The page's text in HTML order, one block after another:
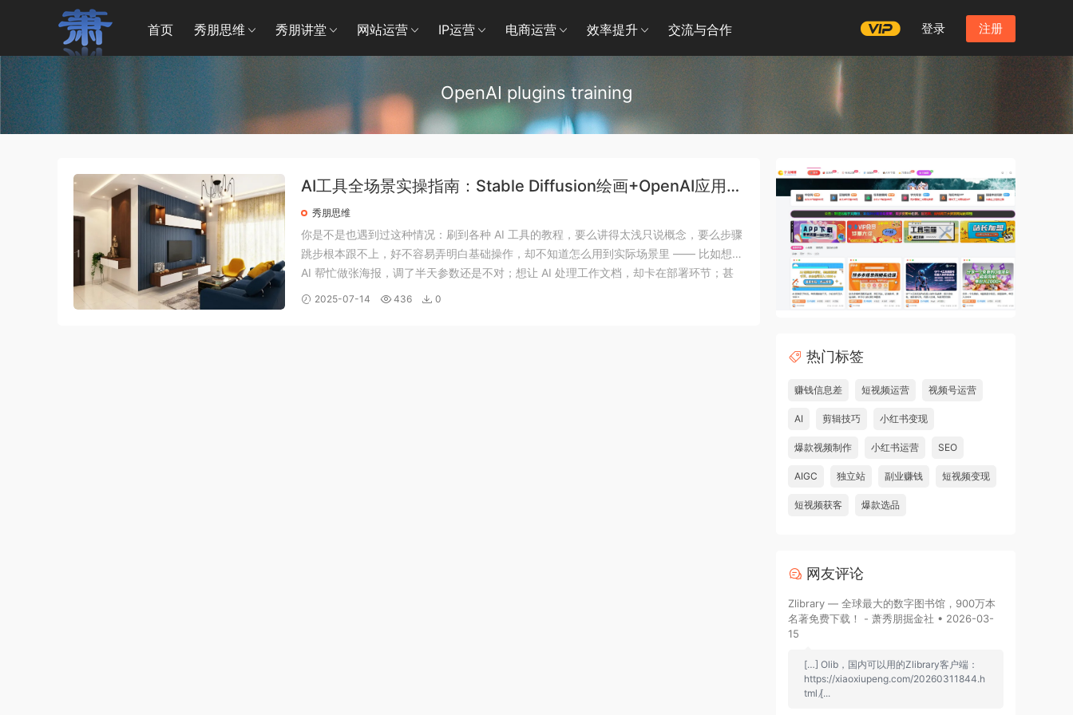
首页 秀朋思维 秀朋讲堂 网站运营 IP运营 电商运营 效率提升 交流与合作 登录 注册
OpenAI plugins training
AI工具全场景实操指南：Stable Diffusion绘画+OpenAI应用
+办公/创作/营销高效落地方法
秀朋思维
你是不是也遇到过这种情况：刷到各种 AI 工具的教程，要么讲得太浅只说概念，要么步骤
跳步根本跟不上，好不容易弄明白基础操作，却不知道怎么用到实际场景里 —— 比如想让
AI 帮忙做张海报，调了半天参数还是不对；想让 AI 处理工作文档，却卡在部署环节；甚
至想试试 AI 生成视频，连第一步素材怎么处理都摸不清。 其实 AI 工具的价值，从来不在
2025-07-14 436 0
热门标签
赚钱信息差 短视频运营 视频号运营
AI 剪辑技巧 小红书变现
爆款视频制作 小红书运营 SEO
AIGC 独立站 副业赚钱 短视频变现
短视频获客 爆款选品
网友评论
Zlibrary — 全球最大的数字图书馆，900万本
名著免费下载！ - 萧秀朋掘金社 • 2026-03-
15
[…] Olib，国内可以用的Zlibrary客户端：
https://xiaoxiupeng.com/20260311844.h
tml [̷...